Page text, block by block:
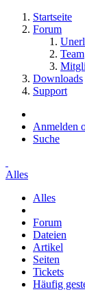
Startseite
Forum
Team
Downloads
Support
Anmelden
Suche
Alles
Alles
Forum
Dateien
Artikel
Seiten
Tickets
Häufig